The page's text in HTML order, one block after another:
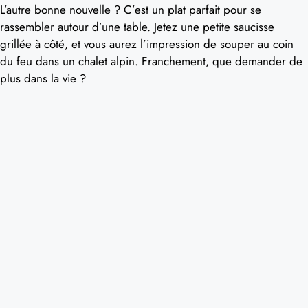
L’autre bonne nouvelle ? C’est un plat parfait pour se
rassembler autour d’une table. Jetez une petite saucisse
grillée à côté, et vous aurez l’impression de souper au coin
du feu dans un chalet alpin. Franchement, que demander de
plus dans la vie ?